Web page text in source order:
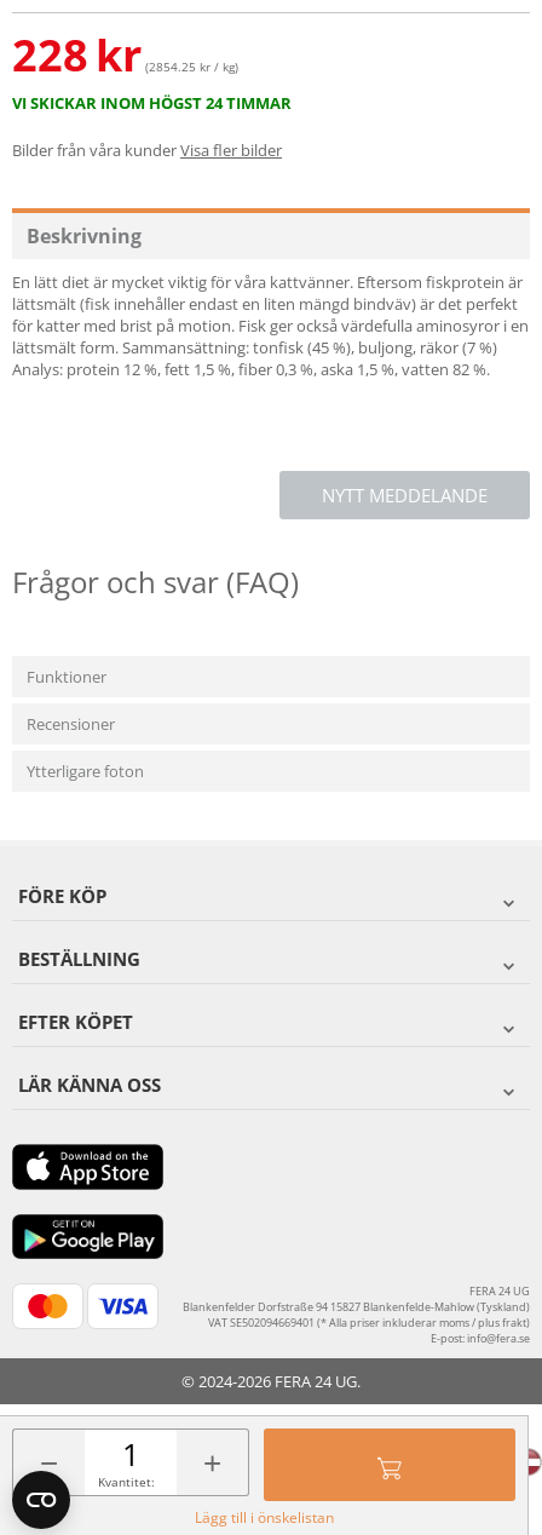
228kr (2854.25 kr / kg)
VI SKICKAR INOM HÖGST 24 TIMMAR
− +
Kvantitet:
Lägg till i önskelistan
Bilder från våra kunderVisa fler bilder
Beskrivning
En lätt diet är mycket viktig för våra kattvänner. Eftersom fiskprotein är
lättsmält (fisk innehåller endast en liten mängd bindväv) är det perfekt
för katter med brist på motion. Fisk ger också värdefulla aminosyror i en
lättsmält form. Sammansättning: tonfisk (45 %), buljong, räkor (7 %)
Analys: protein 12 %, fett 1,5 %, fiber 0,3 %, aska 1,5 %, vatten 82 %.
NYTT MEDDELANDE
Frågor och svar (FAQ)
Funktioner
Recensioner
Ytterligare foton
FÖRE KÖP
BESTÄLLNING
EFTER KÖPET
LÄR KÄNNA OSS
FERA 24 UG
Blankenfelder Dorfstraße 94 15827 Blankenfelde-Mahlow (Tyskland)
VAT SE502094669401 (* Alla priser inkluderar moms / plus frakt)
E-post:info@fera.se
© 2024-2026 FERA 24 UG.
FERA INTERNATIONAL: